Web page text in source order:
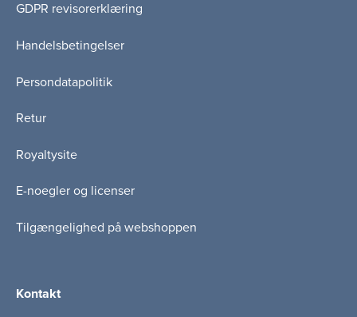
GDPR revisorerklæring
Handelsbetingelser
Persondatapolitik
Retur
Royaltysite
E-noegler og licenser
Tilgængelighed på webshoppen
Kontakt